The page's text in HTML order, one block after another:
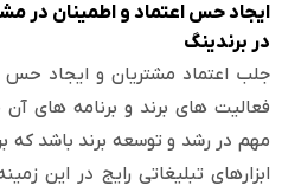
ایجاد حس اعتماد و اطمینان در
در برندینگ
جلب اعتماد مشتریان و ایجاد حس
فعالیت های برند و برنامه های آن
مهم در رشد و توسعه برند باشد که
ابزارهای تبلیغاتی رایج در این